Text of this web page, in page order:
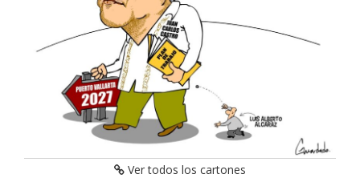
Ver todos los cartones